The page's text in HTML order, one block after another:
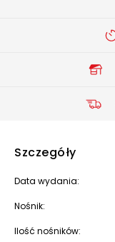
Szczegóły
Data wydania:
Nośnik:
Ilość nośników: